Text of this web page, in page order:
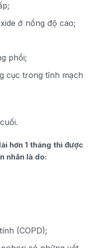
ở nồng độ cao;
phổi;
cục trong tĩnh mạch
hơn 1 tháng thì được
nhân là do:
(COPD);